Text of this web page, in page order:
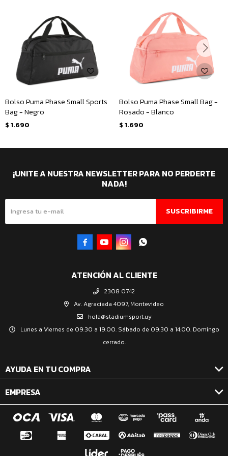
Bolso Puma Phase Small Sports
Bag - Negro
$ 1.690
Bolso Puma Phase Small Bag -
Rosado - Blanco
$ 1.690
ATENCIÓN AL CLIENTE
2308 0742
Av. Agraciada 4097, Montevideo
hola@stadiumsport.uy
Lunes a Viernes de 09:30 a 19:00. Sábado de 09:30 a 14:00. Domingo
cerrado.
AYUDA EN TU COMPRA
EMPRESA
¡UNITE A NUESTRA NEWSLETTER PARA NO PERDERTE
NADA!
SUSCRIBIRME
   